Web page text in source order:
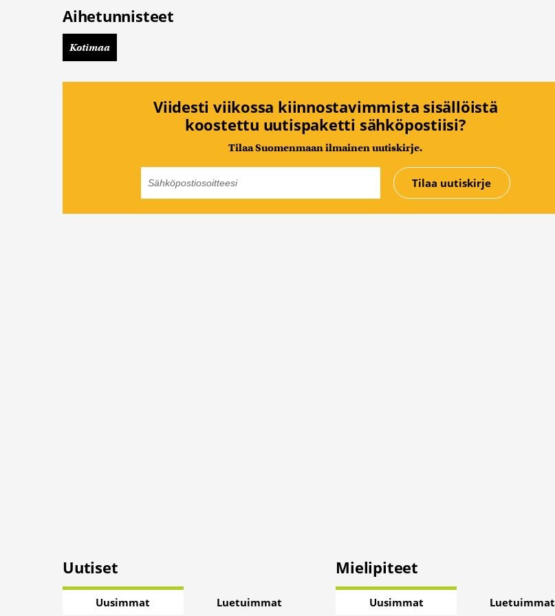
Aihetunnisteet
Kotimaa
Viidesti viikossa kiinnostavimmista sisällöistä
koostettu uutispaketti sähköpostiisi?
Tilaa Suomenmaan ilmainen uutiskirje.
Uutiset
Uusimmat Luetuimmat
Mielipiteet
Uusimmat Luetuimmat